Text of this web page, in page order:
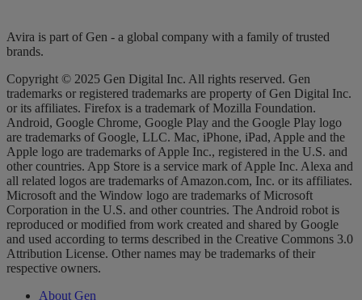
Avira is part of Gen - a global company with a family of trusted
brands.
Copyright © 2025 Gen Digital Inc. All rights reserved. Gen
trademarks or registered trademarks are property of Gen Digital Inc.
or its affiliates. Firefox is a trademark of Mozilla Foundation.
Android, Google Chrome, Google Play and the Google Play logo
are trademarks of Google, LLC. Mac, iPhone, iPad, Apple and the
Apple logo are trademarks of Apple Inc., registered in the U.S. and
other countries. App Store is a service mark of Apple Inc. Alexa and
all related logos are trademarks of Amazon.com, Inc. or its affiliates.
Microsoft and the Window logo are trademarks of Microsoft
Corporation in the U.S. and other countries. The Android robot is
reproduced or modified from work created and shared by Google
and used according to terms described in the Creative Commons 3.0
Attribution License. Other names may be trademarks of their
respective owners.
About Gen